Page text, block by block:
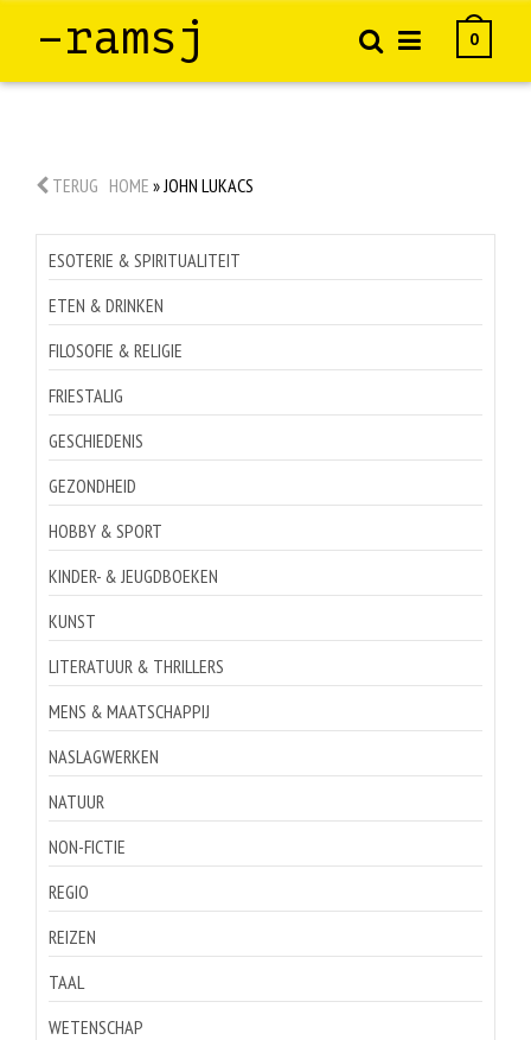
–ramsj 0
TERUG HOME »JOHN LUKACS
ESOTERIE & SPIRITUALITEIT
ETEN & DRINKEN
FILOSOFIE & RELIGIE
FRIESTALIG
GESCHIEDENIS
GEZONDHEID
HOBBY & SPORT
KINDER- & JEUGDBOEKEN
KUNST
LITERATUUR & THRILLERS
MENS & MAATSCHAPPIJ
NASLAGWERKEN
NATUUR
NON-FICTIE
REGIO
REIZEN
TAAL
WETENSCHAP